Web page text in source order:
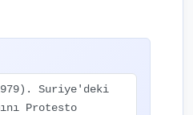
Suriye'deki
Protesto